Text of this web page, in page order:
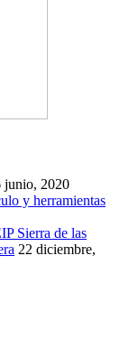
junio, 2020
y herramientas
Sierra de las
22 diciembre,